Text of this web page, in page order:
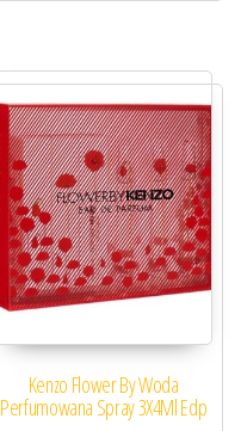
Kenzo Flower By Woda
Perfumowana Spray 3X4Ml Edp